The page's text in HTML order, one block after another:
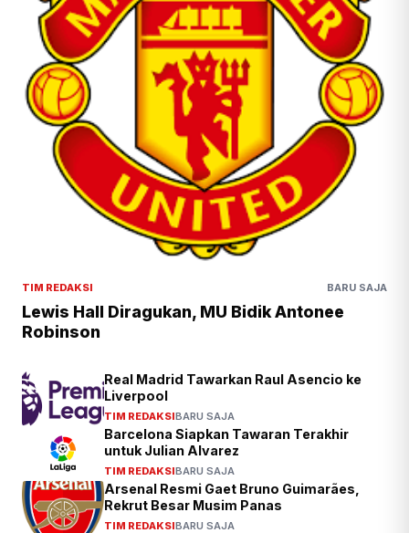
TIM REDAKSI BARU SAJA
Lewis Hall Diragukan, MU Bidik Antonee
Robinson
Real Madrid Tawarkan Raul Asencio ke
Liverpool
TIM REDAKSIBARU SAJA
Barcelona Siapkan Tawaran Terakhir
untuk Julian Alvarez
TIM REDAKSIBARU SAJA
Arsenal Resmi Gaet Bruno Guimarães,
Rekrut Besar Musim Panas
TIM REDAKSIBARU SAJA